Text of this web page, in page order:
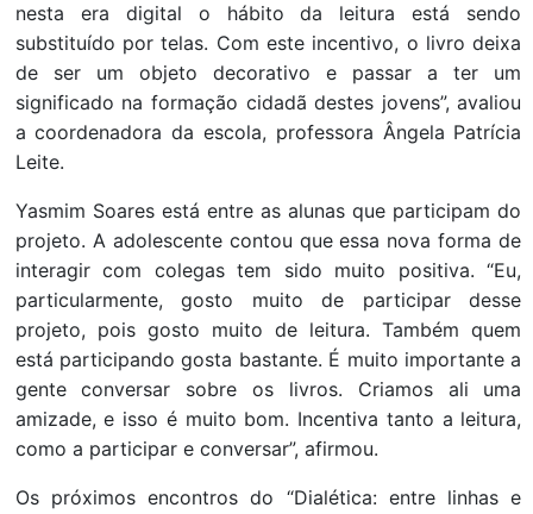
nesta era digital o hábito da leitura está sendo
substituído por telas. Com este incentivo, o livro deixa
de ser um objeto decorativo e passar a ter um
significado na formação cidadã destes jovens”, avaliou
a coordenadora da escola, professora Ângela Patrícia
Leite.
Yasmim Soares está entre as alunas que participam do
projeto. A adolescente contou que essa nova forma de
interagir com colegas tem sido muito positiva. “Eu,
particularmente, gosto muito de participar desse
projeto, pois gosto muito de leitura. Também quem
está participando gosta bastante. É muito importante a
gente conversar sobre os livros. Criamos ali uma
amizade, e isso é muito bom. Incentiva tanto a leitura,
como a participar e conversar”, afirmou.
Os próximos encontros do “Dialética: entre linhas e